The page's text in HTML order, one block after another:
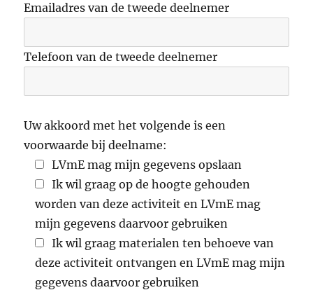
Emailadres van de tweede deelnemer
Telefoon van de tweede deelnemer
Uw akkoord met het volgende is een
voorwaarde bij deelname:
LVmE mag mijn gegevens opslaan
Ik wil graag op de hoogte gehouden
worden van deze activiteit en LVmE mag
mijn gegevens daarvoor gebruiken
Ik wil graag materialen ten behoeve van
deze activiteit ontvangen en LVmE mag mijn
gegevens daarvoor gebruiken